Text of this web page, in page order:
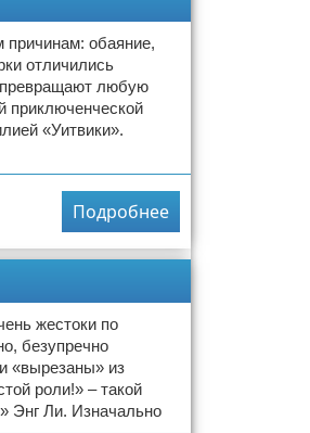
причинам: обаяние,
отличились
превращают любую
приключенческой
«Уитвики».
Подробнее
жестоки по
безупречно
«вырезаны» из
роли!» – такой
Энг Ли. Изначально